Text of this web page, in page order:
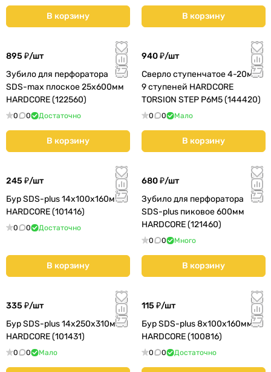
В корзину В корзину
895 ₽/шт
Зубило для перфоратора
SDS-max плоское 25х600мм
HARDCORE (122560)
0 0 Достаточно
В корзину
940 ₽/шт
Сверло ступенчатое 4-20мм
9 ступеней HARDCORE
TORSION STEP Р6М5 (144420)
0 0 Мало
В корзину
245 ₽/шт
Бур SDS-plus 14х100х160мм
HARDCORE (101416)
0 0 Достаточно
В корзину
680 ₽/шт
Зубило для перфоратора
SDS-plus пиковое 600мм
HARDCORE (121460)
0 0 Много
В корзину
335 ₽/шт
Бур SDS-plus 14х250х310мм
HARDCORE (101431)
0 0 Мало
115 ₽/шт
Бур SDS-plus 8х100х160мм
HARDCORE (100816)
0 0 Достаточно